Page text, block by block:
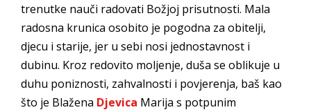
trenutke nauči radovati Božjoj prisutnosti. Mala
radosna krunica osobito je pogodna za obitelji,
djecu i starije, jer u sebi nosi jednostavnost i
dubinu. Kroz redovito moljenje, duša se oblikuje u
duhu poniznosti, zahvalnosti i povjerenja, baš kao
što je Blažena Djevica Marija s potpunim